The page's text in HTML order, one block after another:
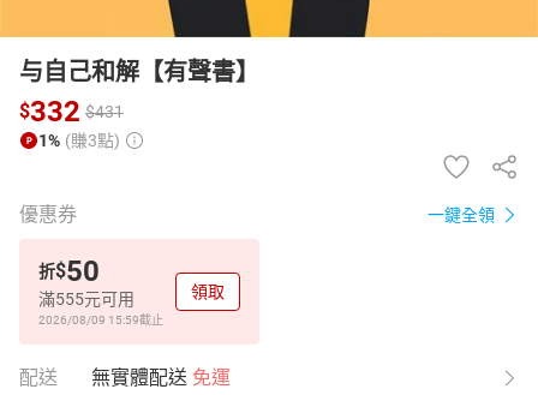
与自己和解【有聲書】
$332 $431
1% (賺3點)
優惠券 一鍵全領
折$50
滿555元可用
2026/08/09 15:59截止
領取
配送 無實體配送 免運